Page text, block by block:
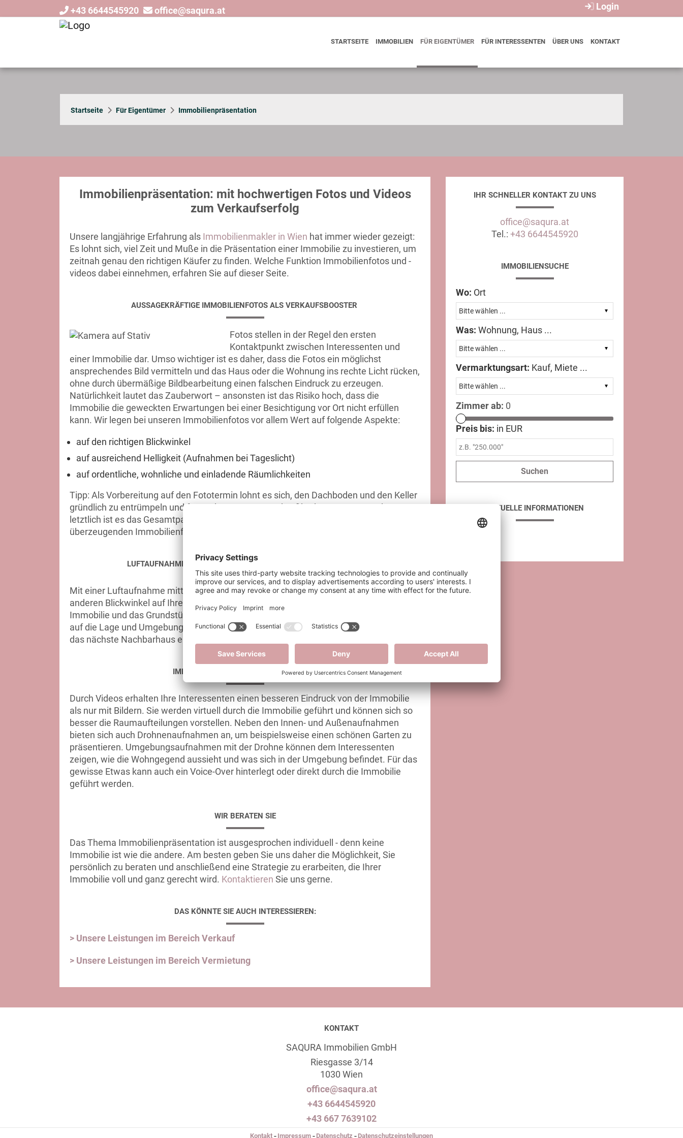
+43 6644545920 office@saqura.at Login
STARTSEITE IMMOBILIEN FÜR EIGENTÜMER FÜR INTERESSENTEN ÜBER UNS KONTAKT
Startseite Für Eigentümer Immobilienpräsentation
Immobilienpräsentation: mit hochwertigen Fotos und Videos
zum Verkaufserfolg
Unsere langjährige Erfahrung als Immobilienmakler in Wien hat immer wieder gezeigt:
Es lohnt sich, viel Zeit und Muße in die Präsentation einer Immobilie zu investieren, um
zeitnah genau den richtigen Käufer zu finden. Welche Funktion Immobilienfotos und -
videos dabei einnehmen, erfahren Sie auf dieser Seite.
AUSSAGEKRÄFTIGE IMMOBILIENFOTOS ALS VERKAUFSBOOSTER
Fotos stellen in der Regel den ersten
Kontaktpunkt zwischen Interessenten und
einer Immobilie dar. Umso wichtiger ist es daher, dass die Fotos ein möglichst
ansprechendes Bild vermitteln und das Haus oder die Wohnung ins rechte Licht rücken,
ohne durch übermäßige Bildbearbeitung einen falschen Eindruck zu erzeugen.
Natürlichkeit lautet das Zauberwort – ansonsten ist das Risiko hoch, dass die
Immobilie die geweckten Erwartungen bei einer Besichtigung vor Ort nicht erfüllen
kann. Wir legen bei unseren Immobilienfotos vor allem Wert auf folgende Aspekte:
auf den richtigen Blickwinkel
auf ausreichend Helligkeit (Aufnahmen bei Tageslicht)
auf ordentliche, wohnliche und einladende Räumlichkeiten
Tipp: Als Vorbereitung auf den Fototermin lohnt es sich, den Dachboden und den Keller
gründlich zu entrümpeln und für saubere Fenster und Fußböden zu sorgen – denn
letztlich ist es das Gesamtpaket, das Ihnen und uns den Weg zu ausdrucksstarken und
überzeugenden Immobilienfotos ebnet.
LUFTAUFNAHMEN: EIN ANDERER BLICKWINKEL AUF DIE IMMOBILIE
Mit einer Luftaufnahme mittels einer Drohne geben Sie Ihren Interessenten einen
anderen Blickwinkel auf Ihre Immobilie. Aus der Vogelperspektive lässt sich die
Immobilie und das Grundstück detailliert sehen. Außerdem lassen sich Rückschlüsse
auf die Lage und Umgebung ziehen. Für viele könnte es z. B. interessant sein, wie weit
das nächste Nachbarhaus entfernt ist.
IMMOBILIENVIDEOS FÜR MEHR DYNAMIK
Durch Videos erhalten Ihre Interessenten einen besseren Eindruck von der Immobilie
als nur mit Bildern. Sie werden virtuell durch die Immobilie geführt und können sich so
besser die Raumaufteilungen vorstellen. Neben den Innen- und Außenaufnahmen
bieten sich auch Drohnenaufnahmen an, um beispielsweise einen schönen Garten zu
präsentieren. Umgebungsaufnahmen mit der Drohne können dem Interessenten
zeigen, wie die Wohngegend aussieht und was sich in der Umgebung befindet. Für das
gewisse Etwas kann auch ein Voice-Over hinterlegt oder direkt durch die Immobilie
geführt werden.
WIR BERATEN SIE
Das Thema Immobilienpräsentation ist ausgesprochen individuell - denn keine
Immobilie ist wie die andere. Am besten geben Sie uns daher die Möglichkeit, Sie
persönlich zu beraten und anschließend eine Strategie zu erarbeiten, die Ihrer
Immobilie voll und ganz gerecht wird. Kontaktieren Sie uns gerne.
DAS KÖNNTE SIE AUCH INTERESSIEREN:
> Unsere Leistungen im Bereich Verkauf
> Unsere Leistungen im Bereich Vermietung
IHR SCHNELLER KONTAKT ZU UNS
office@saqura.at
Tel.: +43 6644545920
IMMOBILIENSUCHE
Wo: Ort
Was: Wohnung, Haus ...
Vermarktungsart: Kauf, Miete ...
Zimmer ab: 0
Preis bis: in EUR
AKTUELLE INFORMATIONEN
KONTAKT
SAQURA Immobilien GmbH
Riesgasse 3/14
1030 Wien
office@saqura.at
+43 6644545920
+43 667 7639102
Kontakt Impressum Datenschutz Datenschutzeinstellungen